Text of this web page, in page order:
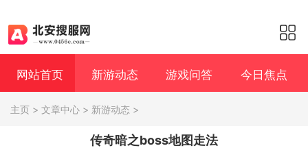
网站首页 新游动态 游戏问答 今日焦点
主页 > 文章中心 > 新游动态 >
传奇暗之boss地图走法